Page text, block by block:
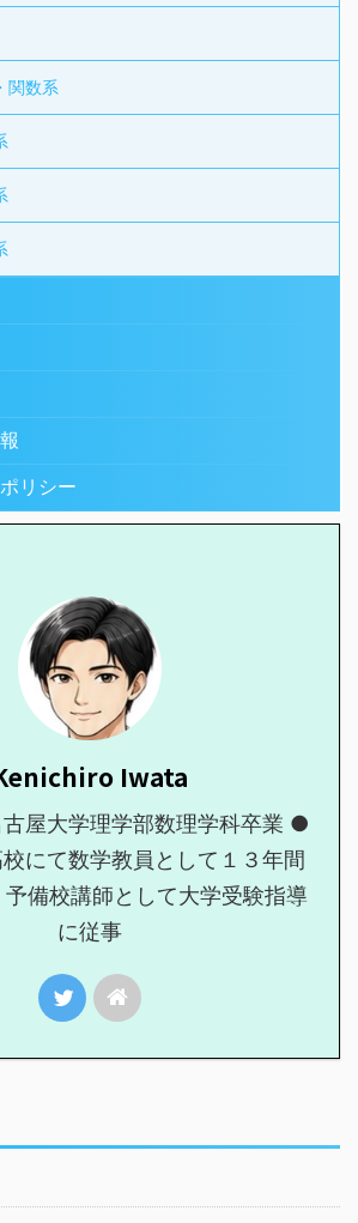
関数系
リシー
Iwata
古屋大学理学部数理学科卒業 ●
にて数学教員として１３年間
備校講師として大学受験指導
に従事